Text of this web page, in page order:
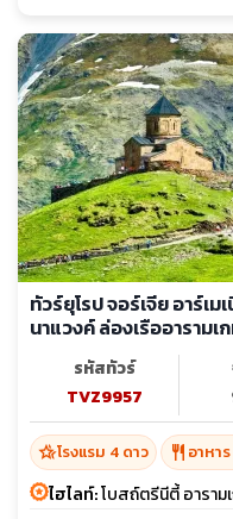
ทัวร์ยุโรป จอร์เจีย อาร์เ
นาแวงค์ ล่องเรืออาราม
รหัสทัวร์
TVZ9957
hotel_classโรงแรม 4 ดาว restaurant อาหา
ไฮไลท์:โบสถ์ตรีนีตี้ อาราม